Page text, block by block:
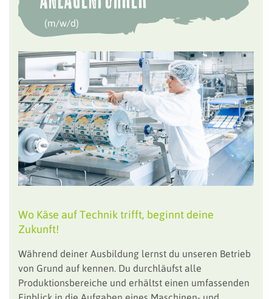
(m/w/d)
Wo Käse auf Technik trifft, beginnt deine
Zukunft!
Während deiner Ausbildung lernst du unseren Betrieb
von Grund auf kennen. Du durchläufst alle
Produktionsbereiche und erhältst einen umfassenden